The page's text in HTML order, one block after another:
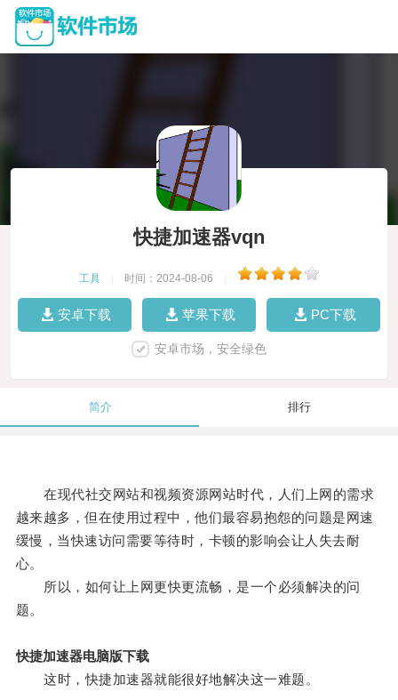
快捷加速器vqn
工具 时间：2024-08-06
安卓下载 苹果下载 PC下载
安卓市场，安全绿色
简介 排行
在现代社交网站和视频资源网站时代，人们上网的需求
越来越多，但在使用过程中，他们最容易抱怨的问题是网速
缓慢，当快速访问需要等待时，卡顿的影响会让人失去耐
心。
所以，如何让上网更快更流畅，是一个必须解决的问
题。
快捷加速器电脑版下载
这时，快捷加速器就能很好地解决这一难题。